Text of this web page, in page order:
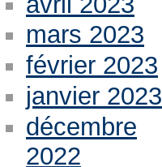
mars 2023
février 2023
janvier 2023
décembre
2022